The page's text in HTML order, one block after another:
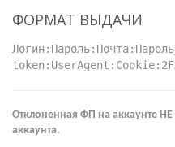
ФОРМАТ ВЫДАЧИ
Отклоненная ФП на аккаунте
аккаунта.